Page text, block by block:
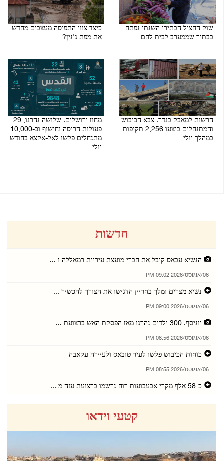
שוק החציל הבתירי השנתי נפתח
בבתיר שממערב לבית לחם
כיצד צווי התפיסה מעצבים מחדש
את מפת ג'נין?
הרשות למאבק בגדר: צבא הכיבוש
והמתנחלים ביצעו 2,256 תקיפות
במהלך יולי
מחוז ירושלים: שלושה נהרגו, 29
פעולות הריסה וחישוף וכ-10,000
מתנחלים פלשו לאל-אקצא בחודש
יולי
חדשות
הנשיא עבאס קיבל את חברי מועצת עיריית רמאללה ו ...
06/אוגוסט/2026 09:02 PM
נשיא מצרים ומלך בחריין הדגישו את הצורך להכשיר ...
06/אוגוסט/2026 09:00 PM
יוניסף: 300 ילדים נהרגו מאז הפסקת האש ברצועת ...
06/אוגוסט/2026 08:56 PM
כוחות הכיבוש פלשו לעיר טובאס ולעיירה עקאבה
06/אוגוסט/2026 08:55 PM
כ־58 אלף מקרי אבעבועות רוח נרשמו ברצועת עזה מ ...
הרשות המוניטרית: שיעור ההכללה הפיננסית בפלסטי ...
06/אוגוסט/2026 08:53 PM
שרי החוץ של שמונה מדינות ערביות ואסלאמיות גינ ...
קטעי וידאו